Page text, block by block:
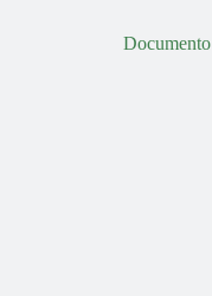
Documento